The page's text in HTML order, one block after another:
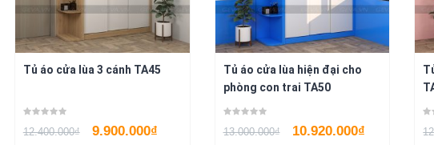
Tủ áo cửa lùa 3 cánh TA45
12.400.000₫ 9.900.000₫
Tủ áo cửa lùa hiện đại cho
phòng con trai TA50
13.000.000₫ 10.920.000₫